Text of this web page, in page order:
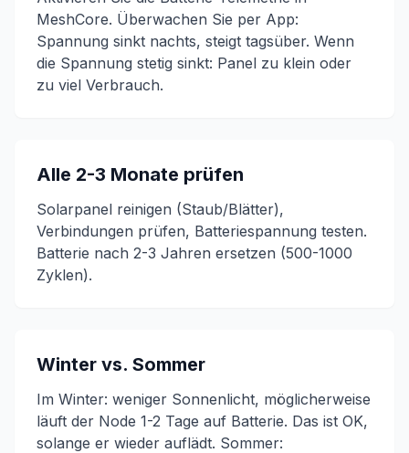
MeshCore. Überwachen Sie per App:
Spannung sinkt nachts, steigt tagsüber. Wenn
die Spannung stetig sinkt: Panel zu klein oder
zu viel Verbrauch.
Alle 2-3 Monate prüfen
Solarpanel reinigen (Staub/Blätter),
Verbindungen prüfen, Batteriespannung testen.
Batterie nach 2-3 Jahren ersetzen (500-1000
Zyklen).
Winter vs. Sommer
Im Winter: weniger Sonnenlicht, möglicherweise
läuft der Node 1-2 Tage auf Batterie. Das ist OK,
solange er wieder auflädt. Sommer: